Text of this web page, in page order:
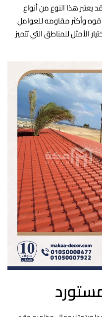
يعتبر هذا النوع من أنواع
قوه وأكثر مقاومه للعوامل
الأمثل للمناطق التي تتميز